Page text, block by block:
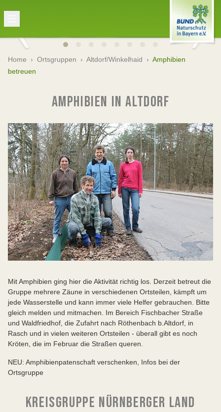
Home › Ortsgruppen › Altdorf/Winkelhaid › Amphibien
betreuen
AMPHIBIEN IN ALTDORF
Mit Amphibien ging hier die Aktivität richtig los. Derzeit betreut die
Gruppe mehrere Zäune in verschiedenen Ortsteilen, kämpft um
jede Wasserstelle und kann immer viele Helfer gebrauchen. Bitte
gleich melden und mitmachen. Im Bereich Fischbacher Straße
und Waldfriedhof, die Zufahrt nach Röthenbach b.Altdorf, in
Rasch und in vielen weiteren Ortsteilen - überall gibt es noch
Kröten, die im Februar die Straßen queren.
NEU: Amphibienpatenschaft verschenken, Infos bei der
Ortsgruppe
KREISGRUPPE NÜRNBERGER LAND